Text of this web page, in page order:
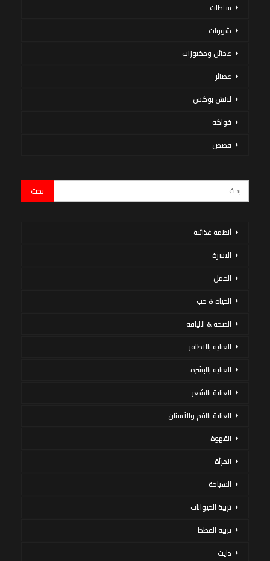
سلطات
شوربات
عجائن ومخبوزات
عصائر
لانش بوكس
فواكه
قصص
أنظمة غذائية
الاسرة
الحمل
الحياة & حب
الصحة & اللياقة
العناية بالاظافر
العناية بالبشرة
العناية بالشعر
العناية بالفم والأسنان
القهوة
المرأة
السياحة
تربية الحيوانات
تربية القطط
دايت